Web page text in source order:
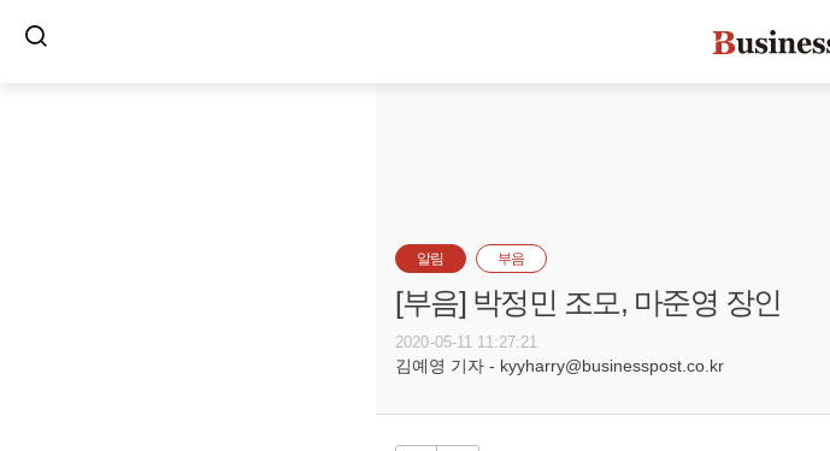
알림 부음
[부음] 박정민 조모, 마준영 장인
2020-05-11 11:27:21
김예영 기자 - kyyharry@businesspost.co.kr